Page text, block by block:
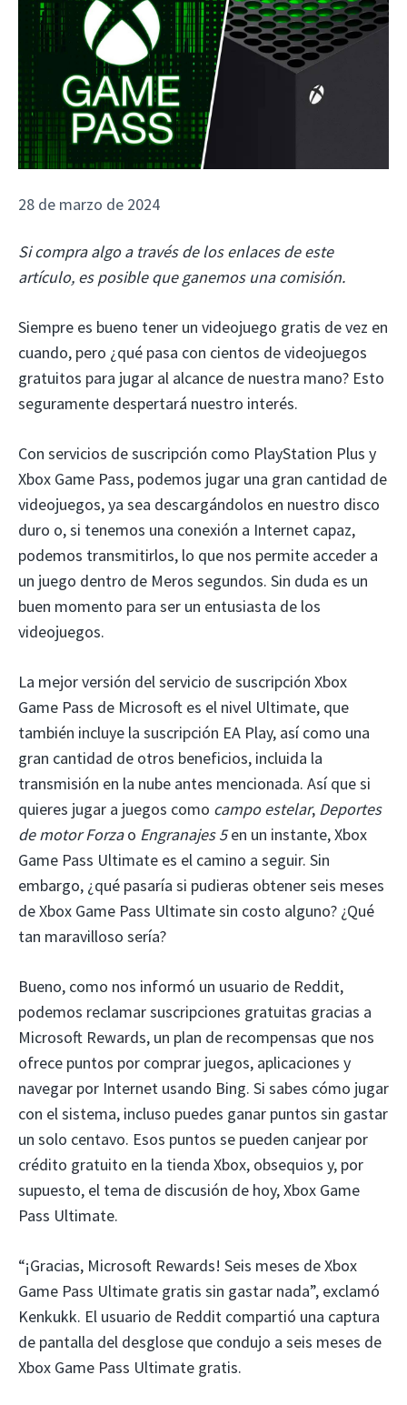
28 de marzo de 2024
Si compra algo a través de los enlaces de este
artículo, es posible que ganemos una comisión.
Siempre es bueno tener un videojuego gratis de vez en
cuando, pero ¿qué pasa con cientos de videojuegos
gratuitos para jugar al alcance de nuestra mano? Esto
seguramente despertará nuestro interés.
Con servicios de suscripción como PlayStation Plus y
Xbox Game Pass, podemos jugar una gran cantidad de
videojuegos, ya sea descargándolos en nuestro disco
duro o, si tenemos una conexión a Internet capaz,
podemos transmitirlos, lo que nos permite acceder a
un juego dentro de Meros segundos. Sin duda es un
buen momento para ser un entusiasta de los
videojuegos.
La mejor versión del servicio de suscripción Xbox
Game Pass de Microsoft es el nivel Ultimate, que
también incluye la suscripción EA Play, así como una
gran cantidad de otros beneficios, incluida la
transmisión en la nube antes mencionada. Así que si
quieres jugar a juegos como campo estelar, Deportes
de motor Forzao Engranajes5en un instante, Xbox
Game Pass Ultimate es el camino a seguir. Sin
embargo, ¿qué pasaría si pudieras obtener seis meses
de Xbox Game Pass Ultimate sin costo alguno? ¿Qué
tan maravilloso sería?
Bueno, como nos informó un usuario de Reddit,
podemos reclamar suscripciones gratuitas gracias a
Microsoft Rewards, un plan de recompensas que nos
ofrece puntos por comprar juegos, aplicaciones y
navegar por Internet usando Bing. Si sabes cómo jugar
con el sistema, incluso puedes ganar puntos sin gastar
un solo centavo. Esos puntos se pueden canjear por
crédito gratuito en la tienda Xbox, obsequios y, por
supuesto, el tema de discusión de hoy, Xbox Game
Pass Ultimate.
“¡Gracias, Microsoft Rewards! Seis meses de Xbox
Game Pass Ultimate gratis sin gastar nada”, exclamó
Kenkukk. El usuario de Reddit compartió una captura
de pantalla del desglose que condujo a seis meses de
Xbox Game Pass Ultimate gratis.